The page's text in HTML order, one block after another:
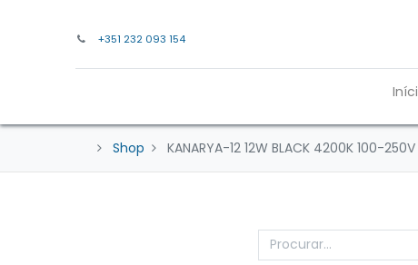
+351 232 093 154
Shop KANARYA-12 12W BLACK 4200K 100-250V